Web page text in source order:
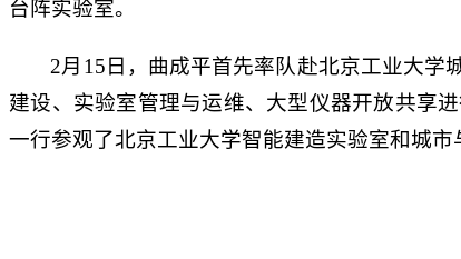
台阵实验室。
2月15日，曲成平首先率队赴北京工业大学
建设、实验室管理与运维、大型仪器开放共享
一行参观了北京工业大学智能建造实验室和城市